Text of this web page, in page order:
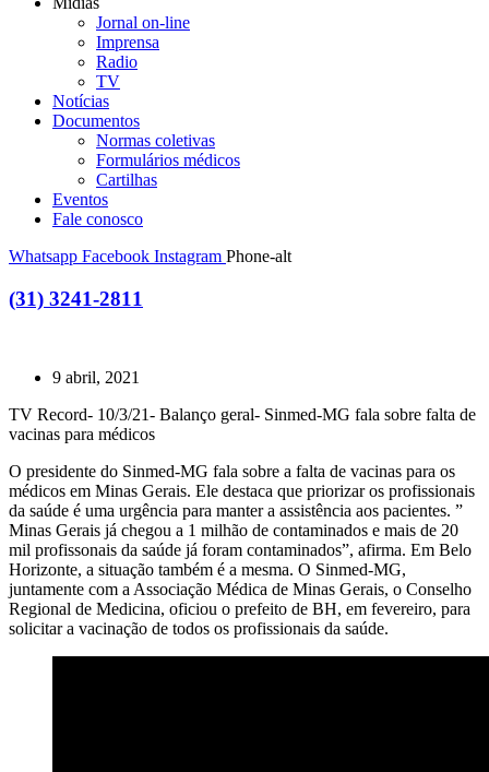
Jornal on-line
Imprensa
Radio
TV
Notícias
Documentos
Normas coletivas
Formulários médicos
Cartilhas
Eventos
Fale conosco
Whatsapp Facebook Instagram Phone-alt
(31) 3241-2811
9 abril, 2021
TV Record- 10/3/21- Balanço geral- Sinmed-MG fala sobre falta de
vacinas para médicos
O presidente do Sinmed-MG fala sobre a falta de vacinas para os
médicos em Minas Gerais. Ele destaca que priorizar os profissionais
da saúde é uma urgência para manter a assistência aos pacientes. ”
Minas Gerais já chegou a 1 milhão de contaminados e mais de 20
mil profissonais da saúde já foram contaminados”, afirma. Em Belo
Horizonte, a situação também é a mesma. O Sinmed-MG,
juntamente com a Associação Médica de Minas Gerais, o Conselho
Regional de Medicina, oficiou o prefeito de BH, em fevereiro, para
solicitar a vacinação de todos os profissionais da saúde.